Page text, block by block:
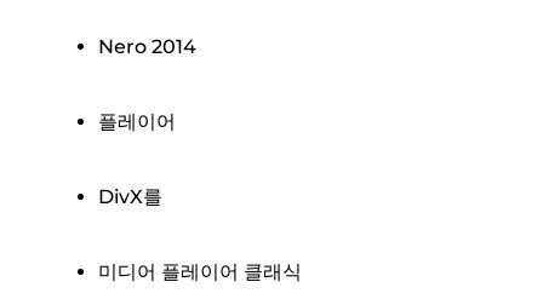
Nero 2014
플레이어
DivX를
미디어 플레이어 클래식